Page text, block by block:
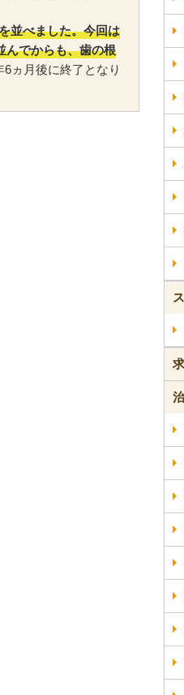
並べました。今回は
んでからも、歯の根
6ヵ月後に終了となり